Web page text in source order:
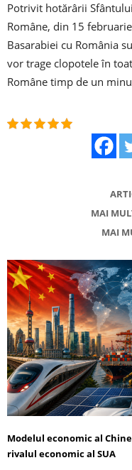
Potrivit hotărârii
Române, din 15
Basarabiei cu România
vor trage clopotele în
Române timp de un
MAI
MAI
Modelul economic al
rivalul economic al SUA